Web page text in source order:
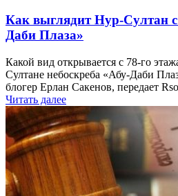
Как выглядит Нур-Султан
Даби Плаза»
Какой вид открывается с 78-го
Султане небоскреба «Абу-Даби
блогер Ерлан Сакенов, передает
Читать далее